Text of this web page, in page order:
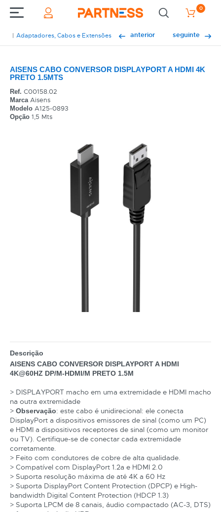
0
Adaptadores, Cabos e Extensões anterior seguinte
AISENS CABO CONVERSOR DISPLAYPORT A HDMI 4K
PRETO 1.5MTS
Ref. C00158.02
MarcaAisens
Modelo A125-0893
Opção 1,5 Mts
Descrição
AISENS CABO CONVERSOR DISPLAYPORT A HDMI
4K@60HZ DP/M-HDMI/M PRETO 1.5M
> DISPLAYPORT macho em uma extremidade e HDMI macho
na outra extremidade
> Observação: este cabo é unidirecional: ele conecta
DisplayPort a dispositivos emissores de sinal (como um PC)
e HDMI a dispositivos receptores de sinal (como um monitor
ou TV). Certifique-se de conectar cada extremidade
corretamente.
> Feito com condutores de cobre de alta qualidade.
> Compatível com DisplayPort 1.2a e HDMI 2.0
> Suporta resolução máxima de até 4K a 60 Hz
> Suporta DisplayPort Content Protection (DPCP) e High-
bandwidth Digital Content Protection (HDCP 1.3)
> Suporta LPCM de 8 canais, áudio compactado (AC-3, DTS)